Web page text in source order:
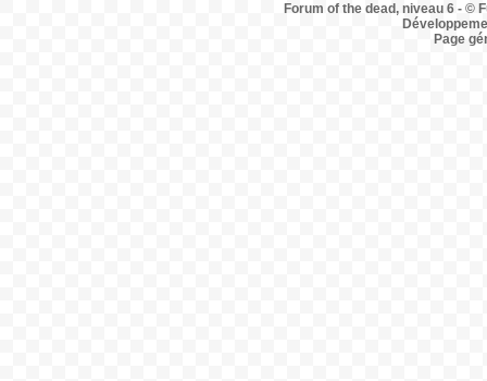
Forum of the dead, niveau 6 - ©
Page